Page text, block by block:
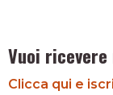
Vuoi ricevere
Clicca qui e